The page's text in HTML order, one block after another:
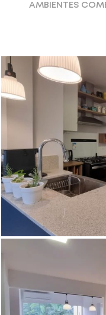
AMBIENTES